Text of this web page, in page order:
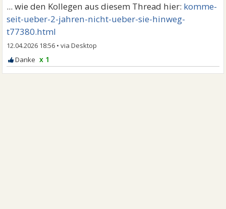
... wie den Kollegen aus diesem Thread hier: komme-
seit-ueber-2-jahren-nicht-ueber-sie-hinweg-
t77380.html
12.04.2026 18:56 •
x 1